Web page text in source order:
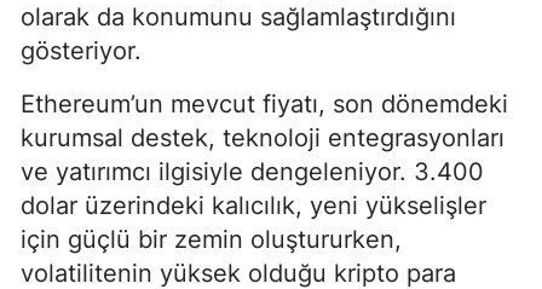
olarak da konumunu sağlamlaştırdığını
gösteriyor.
Ethereum’un mevcut fiyatı, son dönemdeki
kurumsal destek, teknoloji entegrasyonları
ve yatırımcı ilgisiyle dengeleniyor. 3.400
dolar üzerindeki kalıcılık, yeni yükselişler
için güçlü bir zemin oluştururken,
volatilitenin yüksek olduğu kripto para